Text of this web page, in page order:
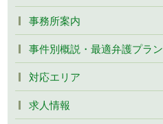
事務所案内
事件別概説・最適弁護プラン
対応エリア
求人情報